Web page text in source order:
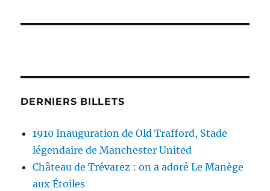
DERNIERS BILLETS
1910 Inauguration de Old Trafford, Stade
légendaire de Manchester United
Château de Trévarez : on a adoré Le Manège
aux Étoiles